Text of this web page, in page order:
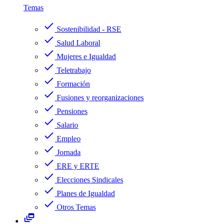
Temas
check Sostenibilidad - RSE
check Salud Laboral
check Mujeres e Igualdad
check Teletrabajo
check Formación
check Fusiones y reorganizaciones
check Pensiones
check Salario
check Empleo
check Jornada
check ERE y ERTE
check Elecciones Sindicales
check Planes de Igualdad
check Otros Temas
dynamic_feed